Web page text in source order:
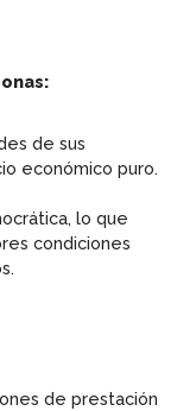
de sus
económico puro.
lo que
condiciones
de prestación